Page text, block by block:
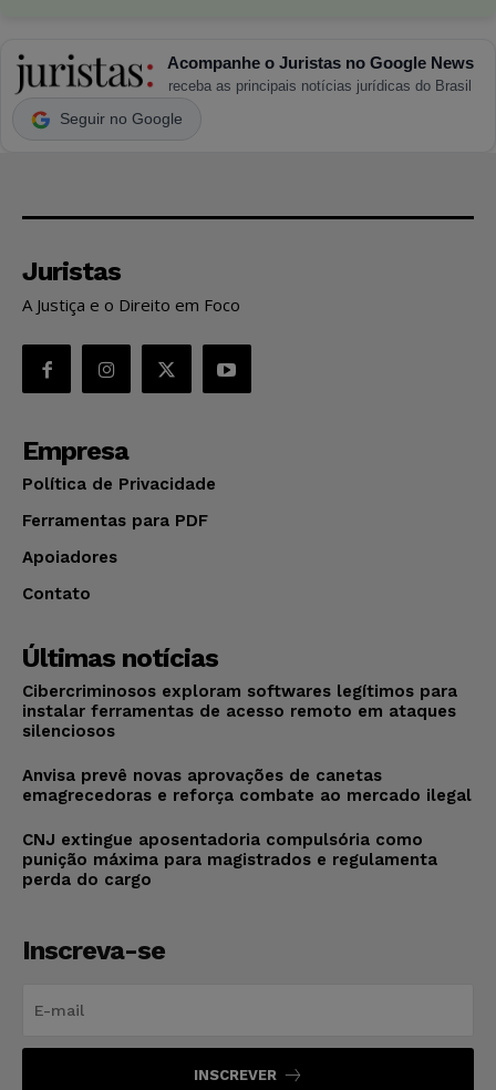
Acompanhe o Juristas no Google News
receba as principais notícias jurídicas do Brasil
Seguir no Google
Juristas
A Justiça e o Direito em Foco
Empresa
Política de Privacidade
Ferramentas para PDF
Apoiadores
Contato
Últimas notícias
Cibercriminosos exploram softwares legítimos para
instalar ferramentas de acesso remoto em ataques
silenciosos
Anvisa prevê novas aprovações de canetas
emagrecedoras e reforça combate ao mercado ilegal
CNJ extingue aposentadoria compulsória como
punição máxima para magistrados e regulamenta
perda do cargo
Inscreva-se
INSCREVER